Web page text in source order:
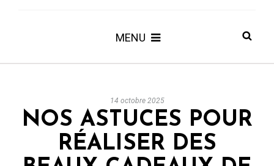
MENU
14 octobre 2025
NOS ASTUCES POUR
RÉALISER DES